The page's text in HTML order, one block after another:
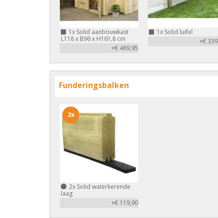
1x Solid aanbouwkast
L118 x B96 x H161,8 cm
+€ 469,95
1xSolid luifel
+€
Funderingsbalken
2x Solid waterkerende
laag
+€ 119,90
2x